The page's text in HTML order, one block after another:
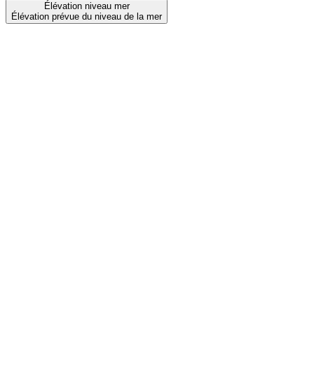
Élévation niveau mer
Élévation prévue du niveau de la mer